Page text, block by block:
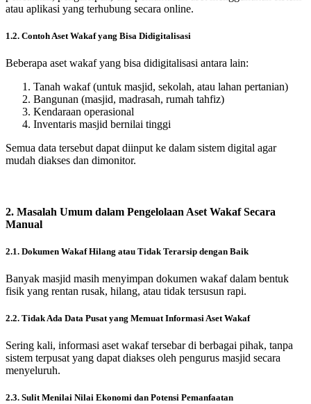
atau aplikasi yang terhubung secara online.
1.2. Contoh Aset Wakaf yang Bisa Didigitalisasi
Beberapa aset wakaf yang bisa didigitalisasi antara lain:
Tanah wakaf (untuk masjid, sekolah, atau lahan pertanian)
Bangunan (masjid, madrasah, rumah tahfiz)
Kendaraan operasional
Inventaris masjid bernilai tinggi
Semua data tersebut dapat diinput ke dalam sistem digital agar
mudah diakses dan dimonitor.
2. Masalah Umum dalam Pengelolaan Aset Wakaf Secara
Manual
2.1. Dokumen Wakaf Hilang atau Tidak Terarsip dengan Baik
Banyak masjid masih menyimpan dokumen wakaf dalam bentuk
fisik yang rentan rusak, hilang, atau tidak tersusun rapi.
2.2. Tidak Ada Data Pusat yang Memuat Informasi Aset Wakaf
Sering kali, informasi aset wakaf tersebar di berbagai pihak, tanpa
sistem terpusat yang dapat diakses oleh pengurus masjid secara
menyeluruh.
2.3. Sulit Menilai Nilai Ekonomi dan Potensi Pemanfaatan